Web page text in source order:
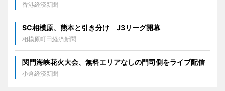
香港経済新聞
SC相模原、熊本と引き分け J3リーグ開幕
相模原町田経済新聞
関門海峡花火大会、無料エリアなしの門司側をライブ配信
小倉経済新聞